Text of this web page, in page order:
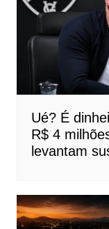
Ué? É
R$ 4
levantam